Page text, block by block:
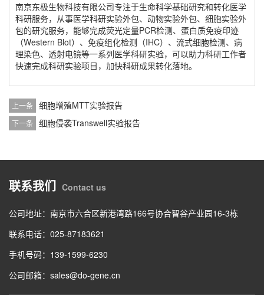
南京东极生物科技有限公司专注于生命科学基础研究和转化医学
科研服务，从事医学科研实验外包、动物实验外包、细胞实验外
包的研究服务，能够完成荧光定量PCR检测、蛋白质免疫印迹
（Western Blot）、免疫组化检测（IHC）、流式细胞检测、病
理染色、透射电镜等一系列医学科研实验，可以助力科研工作者
快速完成科研实验项目，加快科研成果转化落地。
上一条 细胞增殖MTT实验报告
下一条 细胞侵袭Transwell实验报告
联系我们 Contact us
公司地址：南京市六合区新港湾路166号协合智谷产业园16-3栋
联系电话：025-87183621
手机号码：139-1599-6230
公司邮箱：sales@do-gene.cn